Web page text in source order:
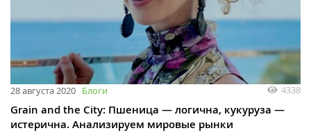
28 августа 2020 Блоги 4338
Grain and the City: Пшеница — логична, кукуруза —
истерична. Анализируем мировые рынки